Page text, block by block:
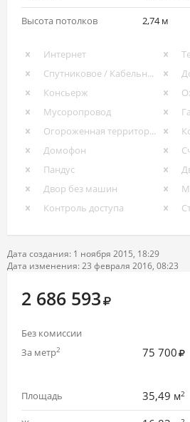
Высота потолков 2,74 м
Интернет
Спутниковое / Кабельное ТВ
Консьерж
Мусоропровод
Огороженная территория
Домофон
Пандус
Двор без машин
Контроль доступа
Дата создания: 1 ноября 2015, 18:29
Дата изменения: 23 февраля 2016, 08:23
2 686 593
Без комиссии
За метр2 75 700
Площадь 35,49 м2